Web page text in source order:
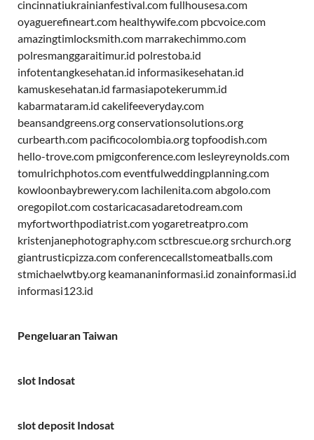
cincinnatiukrainianfestival.comfullhousesa.com
oyaguerefineart.com healthywife.com pbcvoice.com
amazingtimlocksmith.com marrakechimmo.com
polresmanggaraitimur.id polrestoba.id
infotentangkesehatan.id informasikesehatan.id
kamuskesehatan.id farmasiapotekerumm.id
kabarmataram.id cakelifeeveryday.com
beansandgreens.orgconservationsolutions.org
curbearth.com pacificocolombia.orgtopfoodish.com
hello-trove.com pmigconference.com lesleyreynolds.com
tomulrichphotos.comeventfulweddingplanning.com
kowloonbaybrewery.com lachilenita.comabgolo.com
oregopilot.comcostaricacasadaretodream.com
myfortworthpodiatrist.comyogaretreatpro.com
kristenjanephotography.comsctbrescue.orgsrchurch.org
giantrusticpizza.comconferencecallstomeatballs.com
stmichaelwtby.org keamananinformasi.id zonainformasi.id
informasi123.id
Pengeluaran Taiwan
slot Indosat
slot deposit Indosat